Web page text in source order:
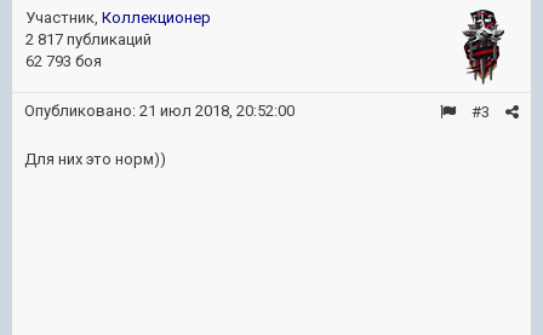
Участник, Коллекционер
2 817 публикаций
62 793 боя
#3
Опубликовано: 21 июл 2018, 20:52:00
Для них это норм))